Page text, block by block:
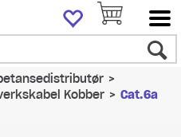
>
Kobber>Cat.6a